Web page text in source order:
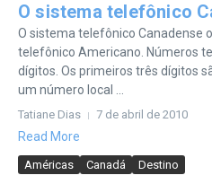
O sistema telefônico
O sistema telefônico Canadense
telefônico Americano. Números
dígitos. Os primeiros três dígitos
um número local ...
Tatiane Dias 7 de abril de 2010
Read More
Américas Canadá Destino